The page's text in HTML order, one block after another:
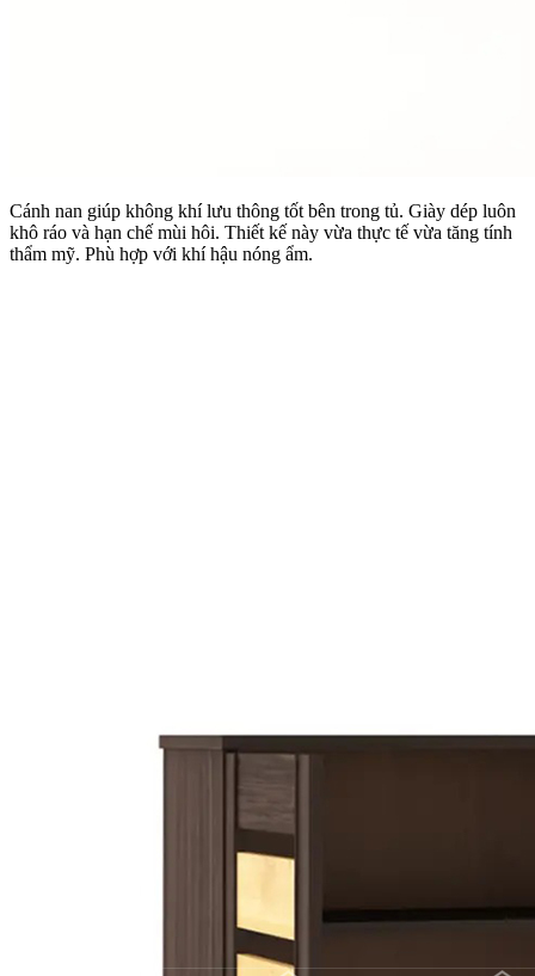
Cánh nan giúp không khí lưu thông tốt bên trong tủ. Giày dép luôn
khô ráo và hạn chế mùi hôi. Thiết kế này vừa thực tế vừa tăng tính
thẩm mỹ. Phù hợp với khí hậu nóng ẩm.